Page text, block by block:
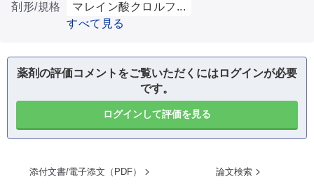
剤形/規格
マレイン酸クロルフ...
すべて見る
薬剤の評価コメントをご覧いただくにはログインが必要
です。
ログインして評価を見る
添付文書/電子添文（PDF） 論文検索